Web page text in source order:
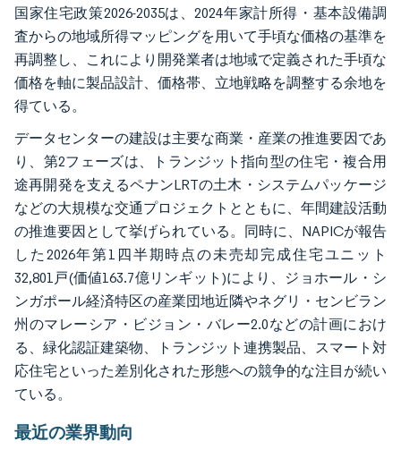
国家住宅政策2026-2035は、2024年家計所得・基本設備調
査からの地域所得マッピングを用いて手頃な価格の基準を
再調整し、これにより開発業者は地域で定義された手頃な
価格を軸に製品設計、価格帯、立地戦略を調整する余地を
得ている。
データセンターの建設は主要な商業・産業の推進要因であ
り、第2フェーズは、トランジット指向型の住宅・複合用
途再開発を支えるペナンLRTの土木・システムパッケージ
などの大規模な交通プロジェクトとともに、年間建設活動
の推進要因として挙げられている。同時に、NAPICが報告
した2026年第1四半期時点の未売却完成住宅ユニット
32,801戸(価値163.7億リンギット)により、ジョホール・シ
ンガポール経済特区の産業団地近隣やネグリ・センビラン
州のマレーシア・ビジョン・バレー2.0などの計画におけ
る、緑化認証建築物、トランジット連携製品、スマート対
応住宅といった差別化された形態への競争的な注目が続い
ている。
最近の業界動向